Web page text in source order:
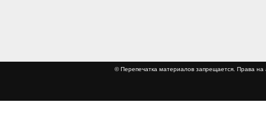
© Перепечатка материалов запрещается.